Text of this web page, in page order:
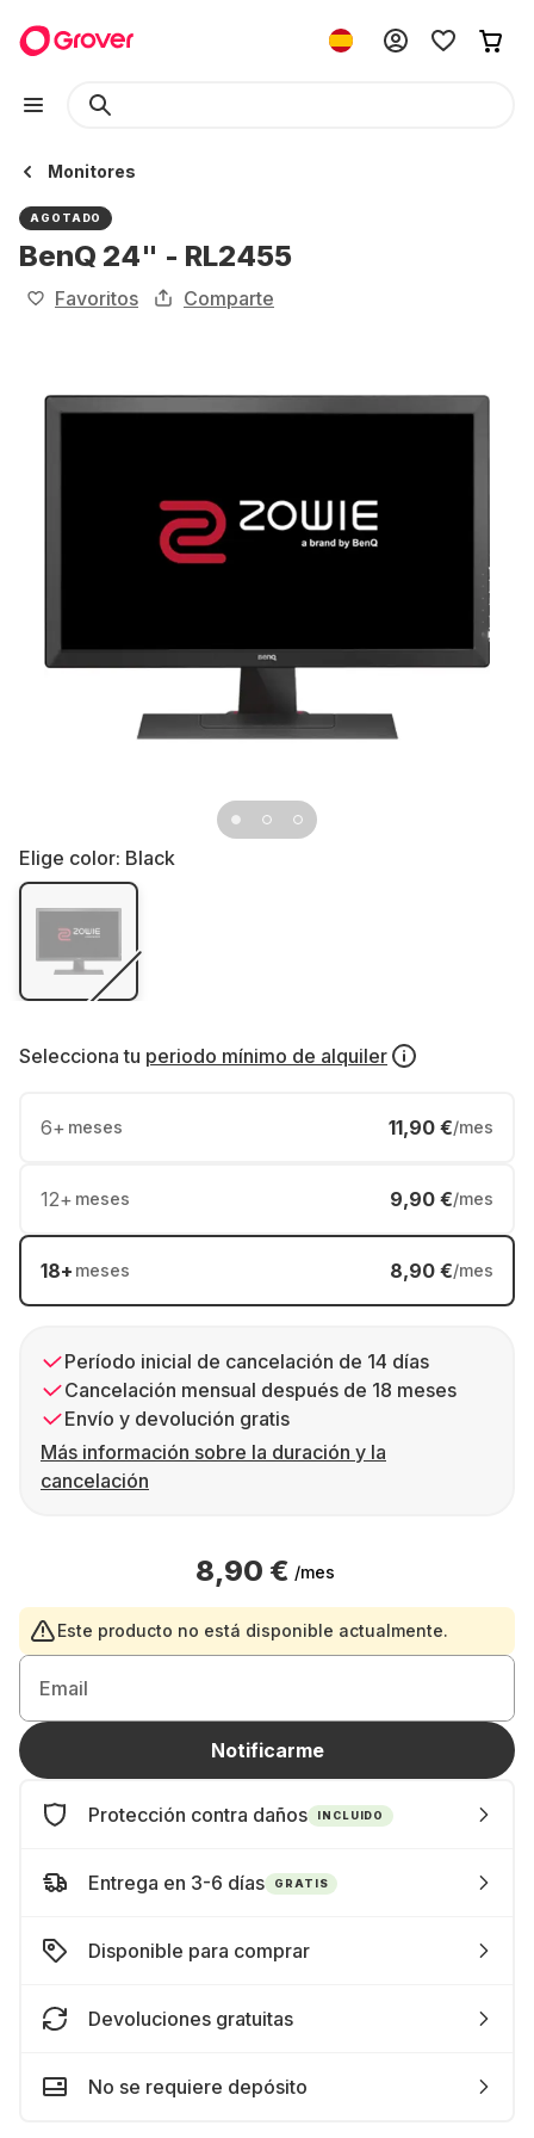
Monitores
AGOTADO
BenQ 24" - RL2455
Favoritos Comparte
Elige color: Black
Selecciona tu periodo mínimo de alquiler
6+ meses 11,90 €/mes
12+ meses 9,90 €/mes
18+ meses 8,90 €/mes
Período inicial de cancelación de 14 días
Cancelación mensual después de 18 meses
Envío y devolución gratis
Más información sobre la duración y la
cancelación
8,90 € /mes
Este producto no está disponible actualmente.
Email
Notificarme
Protección contra daños INCLUIDO
Entrega en 3-6 días GRATIS
Disponible para comprar
Devoluciones gratuitas
No se requiere depósito